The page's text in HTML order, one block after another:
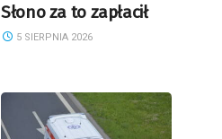
Słono za to zapłacił
5 SIERPNIA 2026